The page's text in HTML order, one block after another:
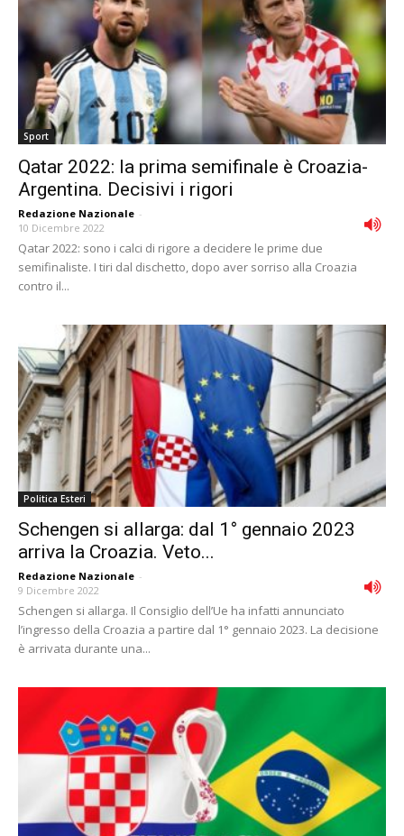
Sport
Qatar 2022: la prima semifinale è Croazia-
Argentina. Decisivi i rigori
Redazione Nazionale -
10 Dicembre 2022
Qatar 2022: sono i calci di rigore a decidere le prime due
semifinaliste. I tiri dal dischetto, dopo aver sorriso alla Croazia
contro il...
Politica Esteri
Schengen si allarga: dal 1° gennaio 2023
arriva la Croazia. Veto...
Redazione Nazionale -
9 Dicembre 2022
Schengen si allarga. Il Consiglio dell’Ue ha infatti annunciato
l’ingresso della Croazia a partire dal 1° gennaio 2023. La decisione
è arrivata durante una...